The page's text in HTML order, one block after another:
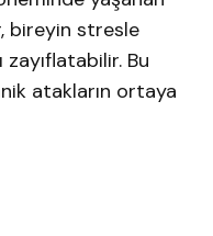
bireyin stresle
zayıflatabilir. Bu
atakların ortaya